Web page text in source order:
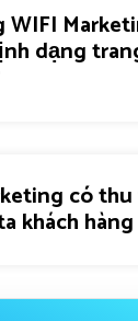
WIFI
dạng
có
khách